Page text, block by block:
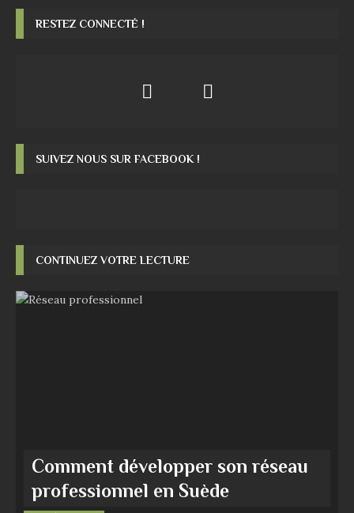
RESTEZ CONNECTÉ !
SUIVEZ NOUS SUR FACEBOOK !
CONTINUEZ VOTRE LECTURE
Comment développer son réseau
professionnel en Suède